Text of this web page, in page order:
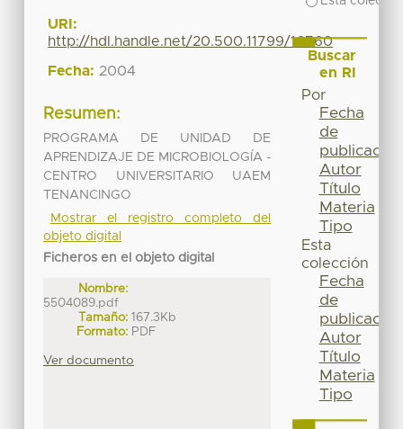
URI:
http://hdl.handle.net/20.500.11799/16760
Fecha: 2004
Resumen:
PROGRAMA DE UNIDAD DE
APRENDIZAJE DE MICROBIOLOGÍA -
CENTRO UNIVERSITARIO UAEM
TENANCINGO
Mostrar el registro completo del
objeto digital
Ficheros en el objeto digital
Nombre:
5504089.pdf
Tamaño: 167.3Kb
Formato: PDF
Ver documento
Buscar
en RI
Por
Fecha
de
publicación
Autor
Título
Materia
Tipo
Esta
colección
Fecha
de
publicación
Autor
Título
Materia
Tipo